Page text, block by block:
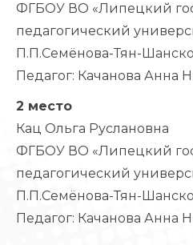
ФГБОУ ВО «Липецкий
педагогический
П.П.Семёнова-Тян-
Педагог: Качанова Анна
2 место
Кац Ольга Руслановна
ФГБОУ ВО «Липецкий
педагогический
П.П.Семёнова-Тян-
Педагог: Качанова Анна